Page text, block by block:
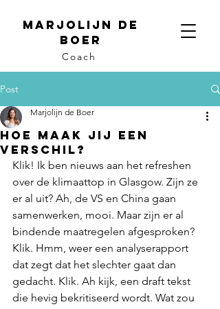
Marjolijn de
boer
Coach
Post
Hoe maak jij een
verschil?
Marjolijn de Boer
Klik! Ik ben nieuws aan het refreshen
over de klimaattop in Glasgow. Zijn ze
er al uit? Ah, de VS en China gaan
samenwerken, mooi. Maar zijn er al
bindende maatregelen afgesproken?
Klik. Hmm, weer een analyserapport
dat zegt dat het slechter gaat dan
gedacht. Klik. Ah kijk, een draft tekst
die hevig bekritiseerd wordt. Wat zou